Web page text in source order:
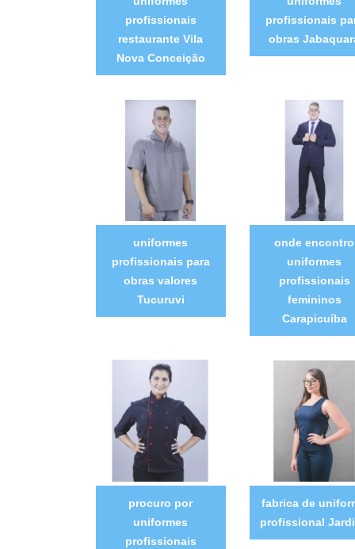
profissionais
restaurante Vila
Nova Conceição
profissionais
obras
uniformes
profissionais para
obras valores
Tucuruvi
onde encontro
uniformes
profissionais
femininos
Carapicuíba
procuro por
uniformes
profissionais
fabrica de
profissional